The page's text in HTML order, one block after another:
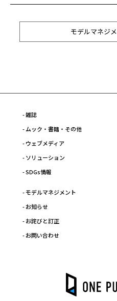
モデルマネジ
- 雑誌
- ムック・書籍・その他
- ウェブメディア
- ソリューション
- SDGs情報
- モデルマネジメント
- お知らせ
- お詫びと訂正
- お問い合わせ